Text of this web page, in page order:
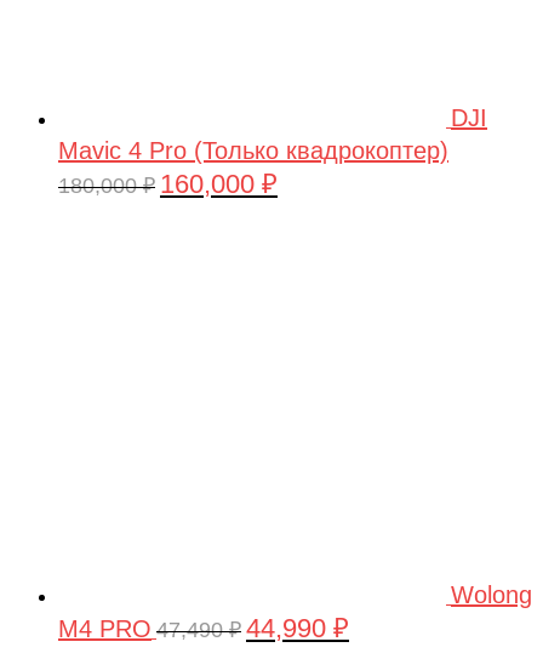
DJI
Mavic 4 Pro (Только квадрокоптер)
180,000₽ Первоначальная
160,000 ₽
Wolong
M4 PRO 47,490₽ Первоначальная
44,990 ₽